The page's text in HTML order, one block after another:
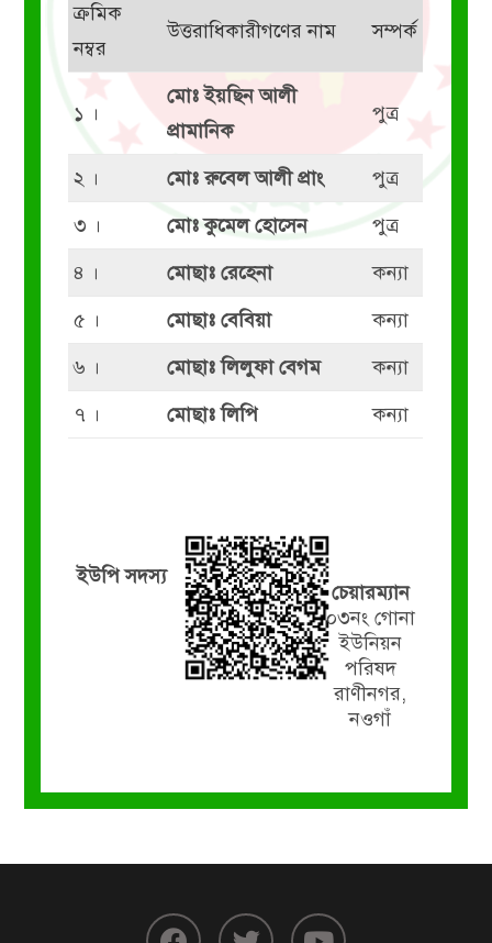
ক্রমিক
নম্বর
উত্তরাধিকারীগণের নাম সম্পর্ক
১ ।
মোঃ ইয়ছিন আলী
প্রামানিক
পুত্র
২ । মোঃ রুবেল আলী প্রাং
পুত্র
৩ ।
মোঃ কুমেল হোসেন
পুত্র
৪ ।
মোছাঃ রেহেনা
কন্যা
৫ ।
মোছাঃ বেবিয়া
কন্যা
৬ ।
মোছাঃ লিলুফা বেগম
কন্যা
৭ ।
মোছাঃ লিপি কন্যা
ইউপি সদস্য
চেয়ারম্যান
০৩নং গোনা
ইউনিয়ন
পরিষদ
রাণীনগর,
নওগাঁ